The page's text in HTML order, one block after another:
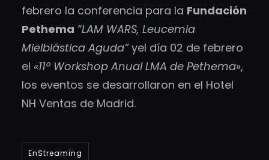
febrero la conferencia para la Fundación
Pethema “LAM WARS, Leucemia
Mielblástica Aguda”yel día 02 de febrero
el «11º Workshop Anual LMA de Pethema»,
los eventos se desarrollaron en el Hotel
NH Ventas de Madrid.
EnStreaming